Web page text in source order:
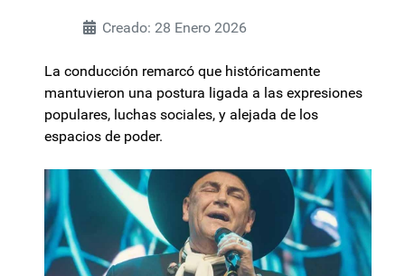
Creado: 28 Enero 2026
La conducción remarcó que históricamente
mantuvieron una postura ligada a las expresiones
populares, luchas sociales, y alejada de los
espacios de poder.